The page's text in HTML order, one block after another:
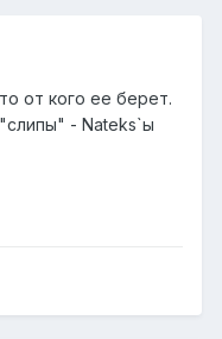
от кого ее берет.
- Nateks`ы